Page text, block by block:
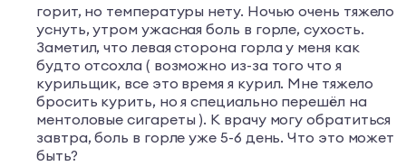
горит, но температуры нету. Ночью очень тяжело
уснуть, утром ужасная боль в горле, сухость.
Заметил, что левая сторона горла у меня как
будто отсохла ( возможно из-за того что я
курильщик, все это время я курил. Мне тяжело
бросить курить, но я специально перешёл на
ментоловые сигареты ). К врачу могу обратиться
завтра, боль в горле уже 5-6 день. Что это может
быть?